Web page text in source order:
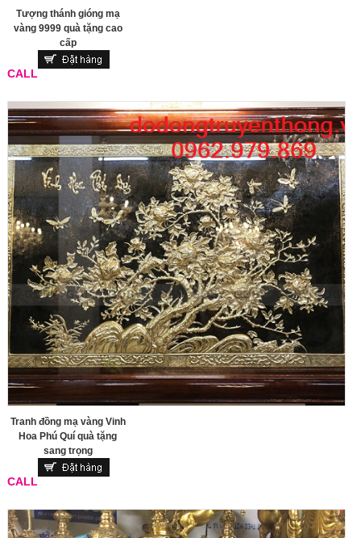
Tượng thánh gióng mạ
vàng 9999 quà tặng cao
cấp
CALL
Tranh đồng mạ vàng Vinh
Hoa Phú Quí quà tặng
sang trọng
CALL